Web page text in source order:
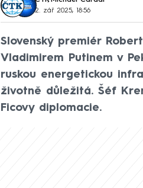
2. zář 2025, 18:56
Slovenský premiér
Vladimirem Putinem v
ruskou energetickou
životně důležitá. Šéf
Ficovy diplomacie.